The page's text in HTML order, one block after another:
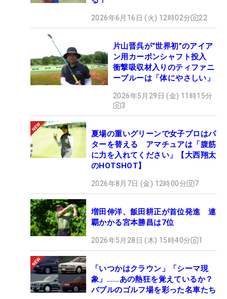
2026年6月16日 (火) 12時02分 22
片山晋呉が“世界初”のアイア
ン用カーボンシャフト投入
衝撃吸収材入りのティファニ
ーブルーは「体にやさしい」
2026年5月29日 (金) 11時15分
3
夏場の重いグリーンで女子プロはパ
ターを替える アマチュアは「腹筋
に力を入れてください」【大西翔太
のHOTSHOT】
2026年8月7日 (金) 12時00分 7
増田伸洋、飯田耕正が首位発進 連
覇かかる宮本勝昌は7位
2026年5月28日 (木) 15時40分 1
「いつかはクラウン」「シーマ現
象」……あの熱狂を覚えているか？
バブルのゴルフ場を彩った名車たち